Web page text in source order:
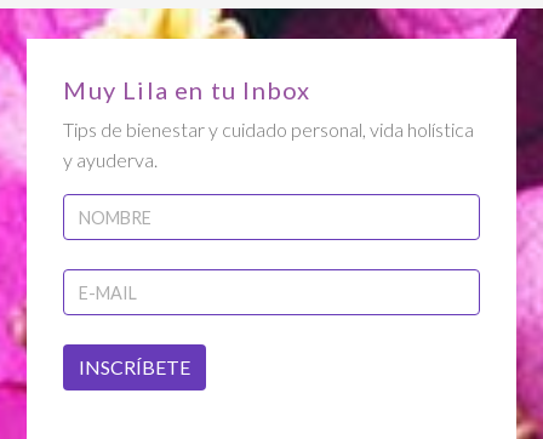
Muy Lila en tu Inbox
Tips de bienestar y cuidado personal, vida holística
y ayuderva.
INSCRÍBETE